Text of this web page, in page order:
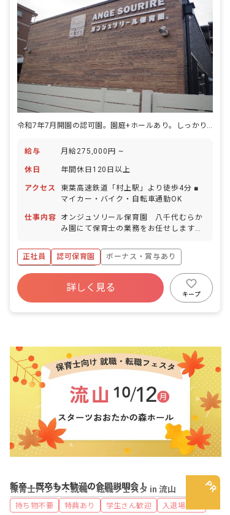
給与 月給275,000円 ~
休日 年間休日120日以上
アクセス
東葉高速鉄道「村上駅」より徒歩4分 ■
マイカー・バイク・自転車通勤OK
仕事内容
オンジュソリール保育園 八千代むらか
み園にて保育士の業務をお任せします。
務 ・連絡帳記入 ・週案、月案の記入 ・
保護者対応（アプリ）
正社員 認可保育園
ボーナス・賞与あり
年間休日120日以上
寮・住宅・家賃補助あり
社会保険完備
詳しく見る
キープ
保育士バンク！就職・転職フェスタ in 流山
新卒・既卒も大歓迎の合同説明会！
持ち物不要 特典あり 学生さん歓迎 入退場自由